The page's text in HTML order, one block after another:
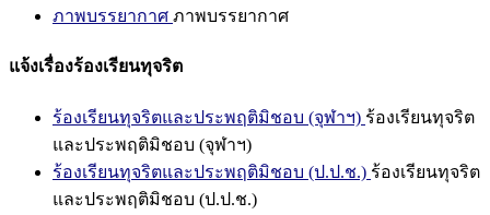
ภาพบรรยากาศ ภาพบรรยากาศ
แจ้งเรื่องร้องเรียนทุจริต
ร้องเรียนทุจริตและประพฤติมิชอบ (จุฬาฯ) ร้องเรียนทุจริต
และประพฤติมิชอบ (จุฬาฯ)
ร้องเรียนทุจริตและประพฤติมิชอบ (ป.ป.ช.) ร้องเรียนทุจริต
และประพฤติมิชอบ (ป.ป.ช.)